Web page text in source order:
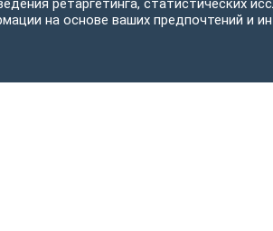
ретаргетинга, статистических
на основе ваших предпочтений и